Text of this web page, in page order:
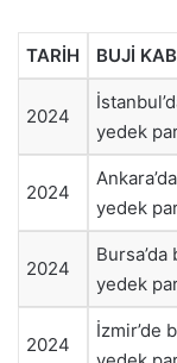
TARİH BUJİ
2024
yedek
2024
yedek
2024
yedek
2024
İzmir’de